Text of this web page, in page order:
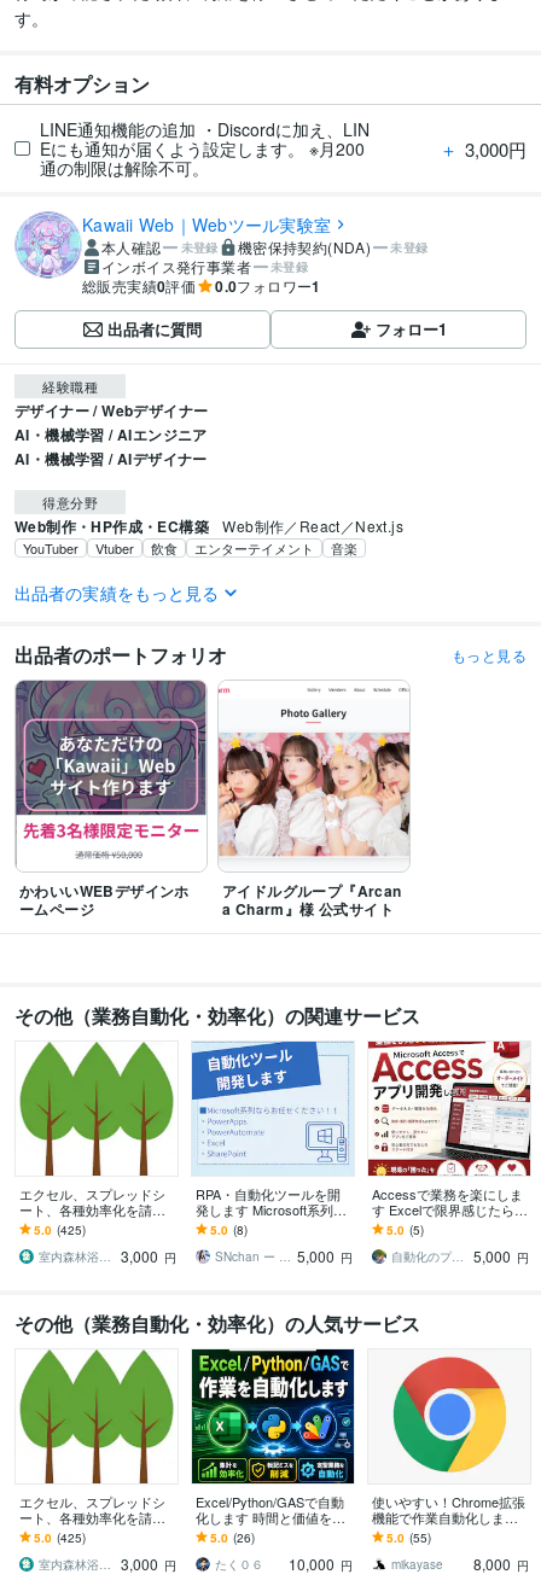
す。
有料オプション
LINE通知機能の追加 ・Discordに加え、LIN
Eにも通知が届くよう設定します。 ※月200
通の制限は解除不可。
＋ 3,000円
Kawaii Web｜Webツール実験室
本人確認 未登録 機密保持契約(NDA) 未登録
インボイス発行事業者 未登録
総販売実績0評価 0.0フォロワー1
出品者に質問 フォロー1
経験職種
デザイナー / Webデザイナー
AI・機械学習 / AIエンジニア
AI・機械学習 / AIデザイナー
得意分野
Web制作・HP作成・EC構築 Web制作／React／Next.js
YouTuber Vtuber 飲食 エンターテイメント 音楽
語学力
出品者の実績をもっと見る
出品者のポートフォリオ もっと見る
かわいいWEBデザインホ
ームページ
アイドルグループ『Arcan
a Charm』様 公式サイト
その他（業務自動化・効率化）の関連サービス
エクセル、スプレッドシ
ート、各種効率化を請負
ます 集計、データ分析、
管理表、業務効率化はお
任せ下さい！
5.0 (425)
室内森林浴届け隊
3,000 円
RPA・自動化ツールを開
発します Microsoft系列な
らお任せください！！
5.0 (8)
SNchan ー しんの 5,000 円
Accessで業務を楽にしま
す Excelで限界感じたら、
Accessの出番です。
5.0 (5)
自動化のプロ Kappi
5,000 円
その他（業務自動化・効率化）の人気サービス
エクセル、スプレッドシ
ート、各種効率化を請負
ます 集計、データ分析、
管理表、業務効率化はお
任せ下さい！
5.0 (425)
室内森林浴届け隊
3,000 円
Excel/Python/GASで自動
化します 時間と価値を生
む、あなたの自動化
5.0 (26)
たく０６
10,000 円
使いやすい！Chrome拡張
機能で作業自動化します 2
00件以上の自動化実績で
ご要望にお応えします。
5.0 (55)
mikayase
8,000 円